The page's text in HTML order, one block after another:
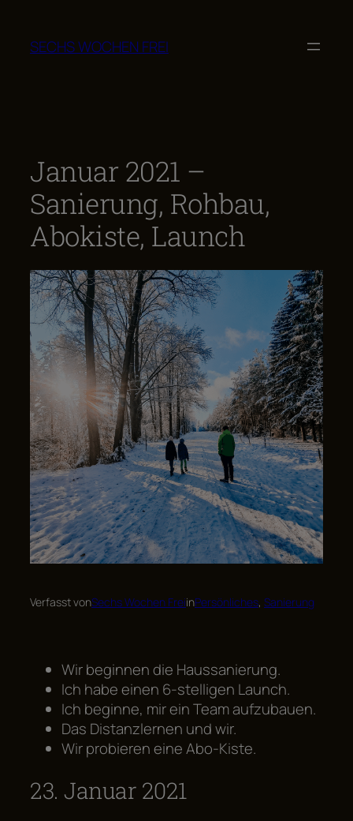
springen
SECHS WOCHEN FREI
Januar 2021 –
Sanierung, Rohbau,
Abokiste, Launch
Verfasst vonSechs Wochen FreiinPersönliches, Sanierung
Wir beginnen die Haussanierung.
Ich habe einen 6-stelligen Launch.
Ich beginne, mir ein Team aufzubauen.
Das Distanzlernen und wir.
Wir probieren eine Abo-Kiste.
23. Januar 2021